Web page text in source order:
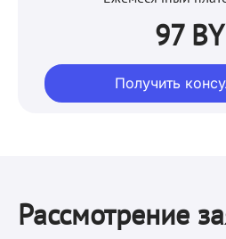
97
Получить
Рассмотрение